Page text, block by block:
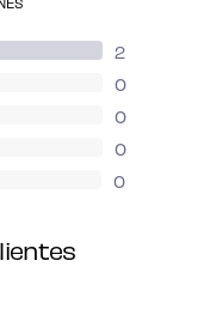
2
0
0
0
0